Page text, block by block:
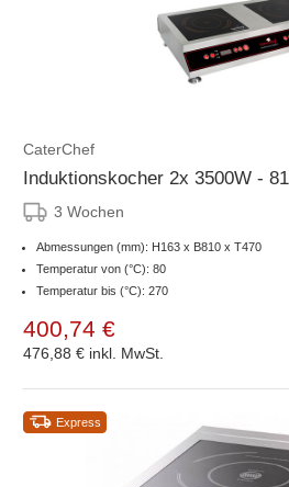
CaterChef
Induktionskocher 2x 3500W -
3 Wochen
Abmessungen (mm): H163 x B810 x T470
Temperatur von (°C): 80
Temperatur bis (°C): 270
400,74 €
476,88 € inkl. MwSt.
Express